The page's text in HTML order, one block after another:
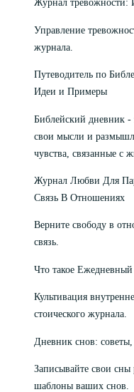
Журнал тревожности:
Управление
журнала.
Путеводитель по
Идеи и Примеры
Библейский дневник -
свои мысли и
чувства, связанные с
Журнал Любви Для
Связь В Отношениях
Верните свободу в
связь.
Что такое
Культивация
стоического журнала.
Дневник снов:
Записывайте свои сны
шаблоны ваших снов.